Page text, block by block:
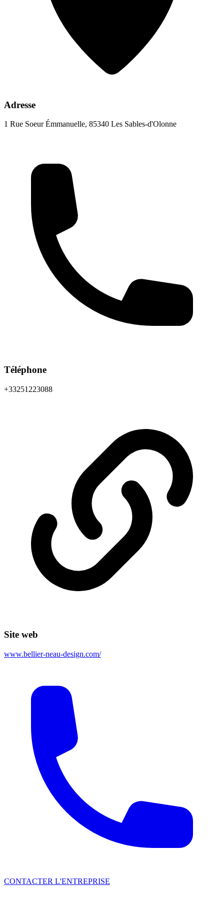
Adresse
1 Rue Soeur Émmanuelle, 85340 Les Sables-d'Olonne
Téléphone
+33251223088
Site web
www.bellier-neau-design.com/
CONTACTER L'ENTREPRISE